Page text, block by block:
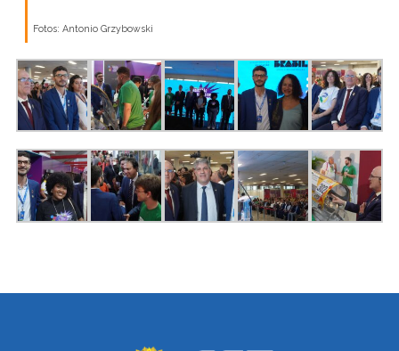
Fotos: Antonio Grzybowski